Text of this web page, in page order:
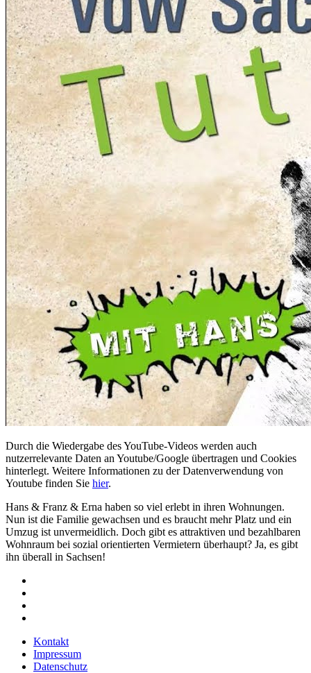
Durch die Wiedergabe des YouTube-Videos werden auch
nutzerrelevante Daten an Youtube/Google übertragen und Cookies
hinterlegt. Weitere Informationen zu der Datenverwendung von
Youtube finden Sie hier.
Hans & Franz & Erna haben so viel erlebt in ihren Wohnungen.
Nun ist die Familie gewachsen und es braucht mehr Platz und ein
Umzug ist unvermeidlich. Doch gibt es attraktiven und bezahlbaren
Wohnraum bei sozial orientierten Vermietern überhaupt? Ja, es gibt
ihn überall in Sachsen!
Kontakt
Impressum
Datenschutz